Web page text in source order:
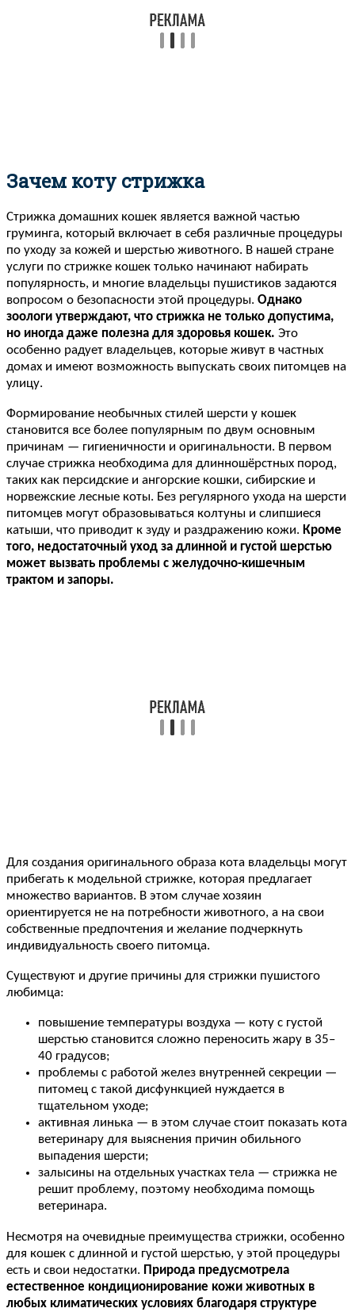
Зачем коту стрижка
Стрижка домашних кошек является важной частью
груминга, который включает в себя различные процедуры
по уходу за кожей и шерстью животного. В нашей стране
услуги по стрижке кошек только начинают набирать
популярность, и многие владельцы пушистиков задаются
вопросом о безопасности этой процедуры. Однако
зоологи утверждают, что стрижка не только допустима,
но иногда даже полезна для здоровья кошек. Это
особенно радует владельцев, которые живут в частных
домах и имеют возможность выпускать своих питомцев на
улицу.
Формирование необычных стилей шерсти у кошек
становится все более популярным по двум основным
причинам — гигиеничности и оригинальности. В первом
случае стрижка необходима для длинношёрстных пород,
таких как персидские и ангорские кошки, сибирские и
норвежские лесные коты. Без регулярного ухода на шерсти
питомцев могут образовываться колтуны и слипшиеся
катыши, что приводит к зуду и раздражению кожи. Кроме
того, недостаточный уход за длинной и густой шерстью
может вызвать проблемы с желудочно-кишечным
трактом и запоры.
Для создания оригинального образа кота владельцы могут
прибегать к модельной стрижке, которая предлагает
множество вариантов. В этом случае хозяин
ориентируется не на потребности животного, а на свои
собственные предпочтения и желание подчеркнуть
индивидуальность своего питомца.
Существуют и другие причины для стрижки пушистого
любимца:
повышение температуры воздуха — коту с густой
шерстью становится сложно переносить жару в 35–
40 градусов;
проблемы с работой желез внутренней секреции —
питомец с такой дисфункцией нуждается в
тщательном уходе;
активная линька — в этом случае стоит показать кота
ветеринару для выяснения причин обильного
выпадения шерсти;
залысины на отдельных участках тела — стрижка не
решит проблему, поэтому необходима помощь
ветеринара.
Несмотря на очевидные преимущества стрижки, особенно
для кошек с длинной и густой шерстью, у этой процедуры
есть и свои недостатки. Природа предусмотрела
естественное кондиционирование кожи животных в
любых климатических условиях благодаря структуре